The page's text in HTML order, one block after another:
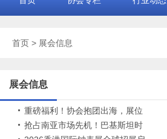
首页 > 展会信息
展会信息
重磅福利！协会抱团出海，展位
免费，限时申领
抢占南亚市场先机！巴基斯坦时